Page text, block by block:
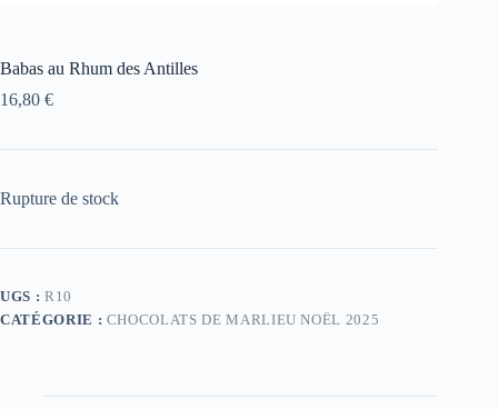
Babas au Rhum des Antilles
16,80 €
Rupture de stock
UGS : R10
CATÉGORIE : CHOCOLATS DE MARLIEU NOËL 2025